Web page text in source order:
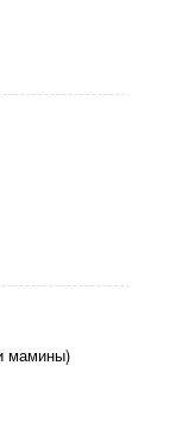
мамины)